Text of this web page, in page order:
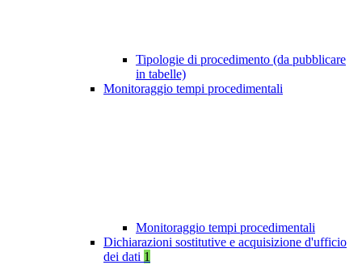
Tipologie di procedimento (da pubblicare
in tabelle)
Monitoraggio tempi procedimentali
Monitoraggio tempi procedimentali
Dichiarazioni sostitutive e acquisizione d'ufficio
dei dati 1